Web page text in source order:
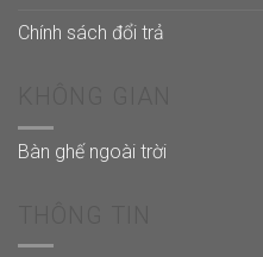
Chính sách đổi trả
Bàn ghế ngoài trời